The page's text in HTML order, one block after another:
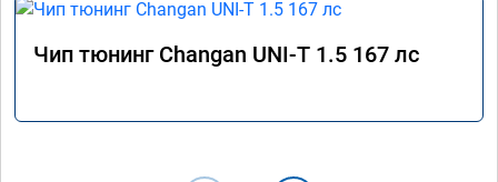
Чип тюнинг Changan UNI-T 1.5 167 лс